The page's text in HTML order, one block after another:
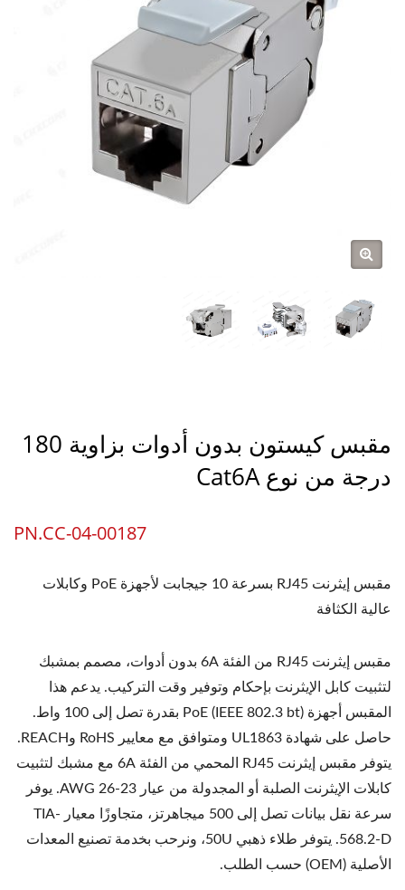
مقبس كيستون بدون أدوات بزاوية 180
درجة من نوع Cat6A
PN.CC-04-00187
مقبس إيثرنت RJ45 بسرعة 10 جيجابت لأجهزة PoE وكابلات
عالية الكثافة
مقبس إيثرنت RJ45 من الفئة 6A بدون أدوات، مصمم بمشبك
لتثبيت كابل الإيثرنت بإحكام وتوفير وقت التركيب. يدعم هذا
المقبس أجهزة PoE (IEEE 802.3 bt) بقدرة تصل إلى 100 واط.
حاصل على شهادة UL1863 ومتوافق مع معايير RoHS وREACH.
يتوفر مقبس إيثرنت RJ45 المحمي من الفئة 6A مع مشبك لتثبيت
كابلات الإيثرنت الصلبة أو المجدولة من عيار 23-26 AWG. يوفر
سرعة نقل بيانات تصل إلى 500 ميجاهرتز، متجاوزًا معيار TIA-
568.2-D. يتوفر طلاء ذهبي 50U، ونرحب بخدمة تصنيع المعدات
الأصلية (OEM) حسب الطلب.